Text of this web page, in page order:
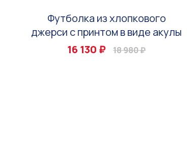
Футболка из хлопкового
джерси с принтом в виде акулы
16 130 ₽
18 980 ₽